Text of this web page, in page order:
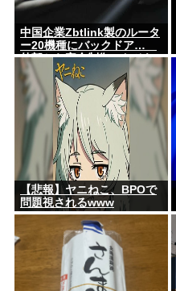
中国企業Zbtlink製のルータ
ー20機種にバックドア…
外部から完全制御のおそれ
【悲報】ヤニねこ、BPOで
問題視されるwww